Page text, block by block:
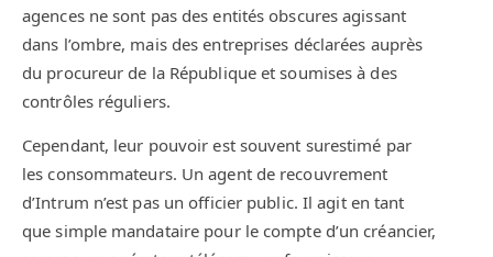
agences ne sont pas des entités obscures agissant
dans l’ombre, mais des entreprises déclarées auprès
du procureur de la République et soumises à des
contrôles réguliers.
Cependant, leur pouvoir est souvent surestimé par
les consommateurs. Un agent de recouvrement
d’Intrum n’est pas un officier public. Il agit en tant
que simple mandataire pour le compte d’un créancier,